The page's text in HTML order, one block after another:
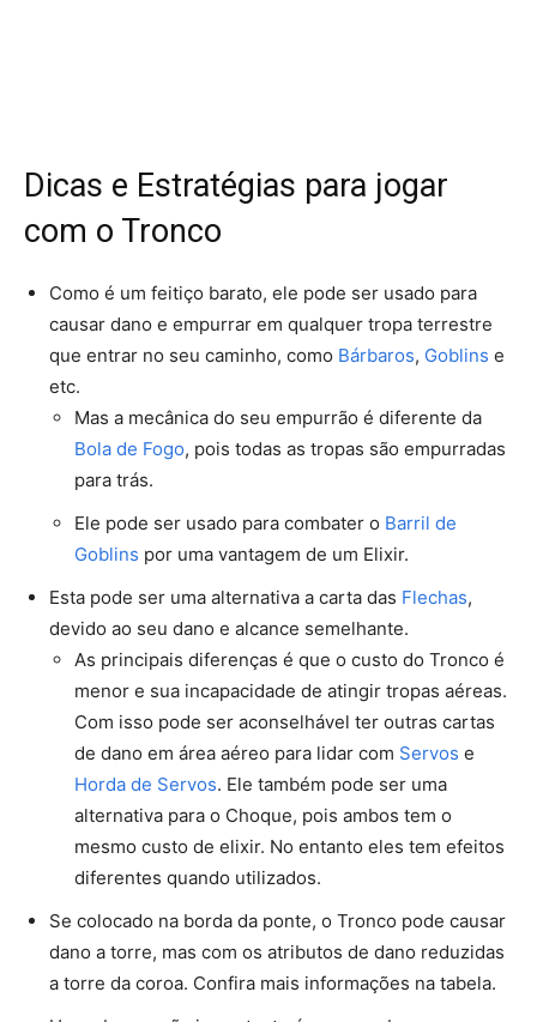
Dicas e Estratégias para jogar
com o Tronco
Como é um feitiço barato, ele pode ser usado para
causar dano e empurrar em qualquer tropa terrestre
que entrar no seu caminho, como Bárbaros, Goblins e
etc.
Mas a mecânica do seu empurrão é diferente da
Bola de Fogo, pois todas as tropas são empurradas
para trás.
Ele pode ser usado para combater o Barril de
Goblins por uma vantagem de um Elixir.
Esta pode ser uma alternativa a carta das Flechas,
devido ao seu dano e alcance semelhante.
As principais diferenças é que o custo do Tronco é
menor e sua incapacidade de atingir tropas aéreas.
Com isso pode ser aconselhável ter outras cartas
de dano em área aéreo para lidar com Servos e
Horda de Servos. Ele também pode ser uma
alternativa para o Choque, pois ambos tem o
mesmo custo de elixir. No entanto eles tem efeitos
diferentes quando utilizados.
Se colocado na borda da ponte, o Tronco pode causar
dano a torre, mas com os atributos de dano reduzidas
a torre da coroa. Confira mais informações na tabela.